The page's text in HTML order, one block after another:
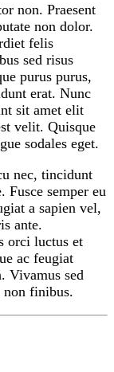
non. Praesent
non dolor.
felis
sed risus
purus purus,
erat. Nunc
sit amet elit
velit. Quisque
sodales eget.
nec, tincidunt
semper eu
a sapien vel,
ante.
orci luctus et
ac feugiat
Vivamus sed
non finibus.